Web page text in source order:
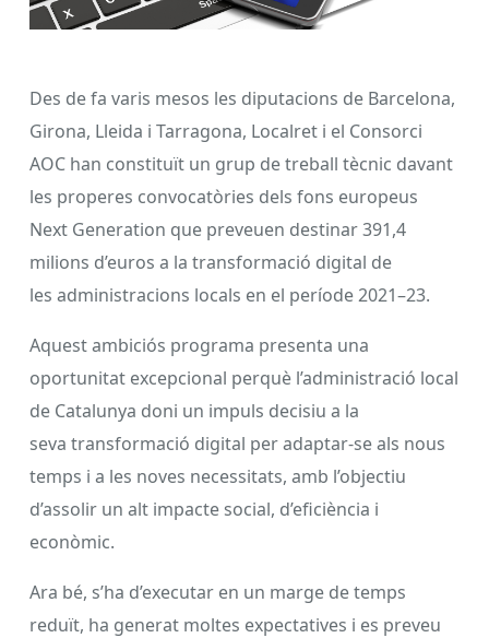
Des de fa varis mesos les diputacions de Barcelona,
Girona, Lleida i Tarragona, Localret i el Consorci
AOC han constituït un grup de treball tècnic davant
les properes convocatòries dels fons europeus
Next Generation que preveuen destinar 391,4
milions d’euros a la transformació digital de
les administracions locals en el període 2021–23.
Aquest ambiciós programa presenta una
oportunitat excepcional perquè l’administració local
de Catalunya doni un impuls decisiu a la
seva transformació digital per adaptar-se als nous
temps i a les noves necessitats, amb l’objectiu
d’assolir un alt impacte social, d’eficiència i
econòmic.
Ara bé, s’ha d’executar en un marge de temps
reduït, ha generat moltes expectatives i es preveu